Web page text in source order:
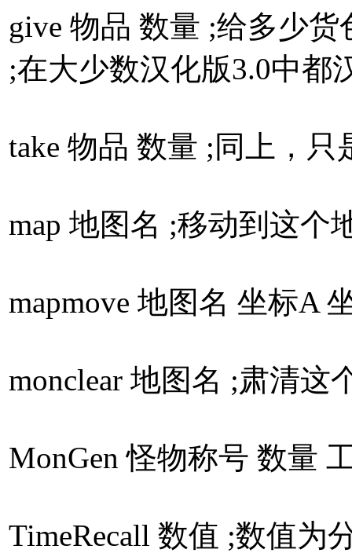
give 物品 数量 ;给多少
;在大少数汉化版3.0中都
take 物品 数量 ;同上，
map 地图名 ;移动到这个
mapmove 地图名 坐标A
monclear 地图名 ;肃清这
MonGen 怪物称号 数量
TimeRecall 数值 ;数值为